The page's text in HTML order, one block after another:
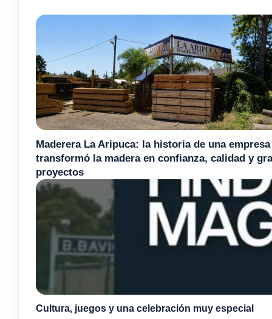
Maderera La Aripuca: la historia de una
transformó la madera en confianza, calidad y
proyectos
Cultura, juegos y una celebración muy especial